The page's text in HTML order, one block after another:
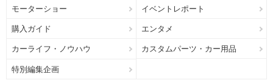
モーターショー イベントレポート
購入ガイド エンタメ
カーライフ・ノウハウ カスタムパーツ・カー用品
特別編集企画